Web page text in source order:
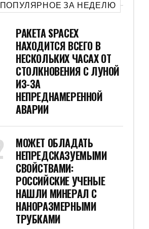
ПОПУЛЯРНОЕ ЗА НЕДЕЛЮ
РАКЕТА SPACEX
НАХОДИТСЯ ВСЕГО В
НЕСКОЛЬКИХ ЧАСАХ ОТ
СТОЛКНОВЕНИЯ С ЛУНОЙ
ИЗ-ЗА
НЕПРЕДНАМЕРЕННОЙ
АВАРИИ
МОЖЕТ ОБЛАДАТЬ
НЕПРЕДСКАЗУЕМЫМИ
СВОЙСТВАМИ:
РОССИЙСКИЕ УЧЕНЫЕ
НАШЛИ МИНЕРАЛ С
НАНОРАЗМЕРНЫМИ
ТРУБКАМИ